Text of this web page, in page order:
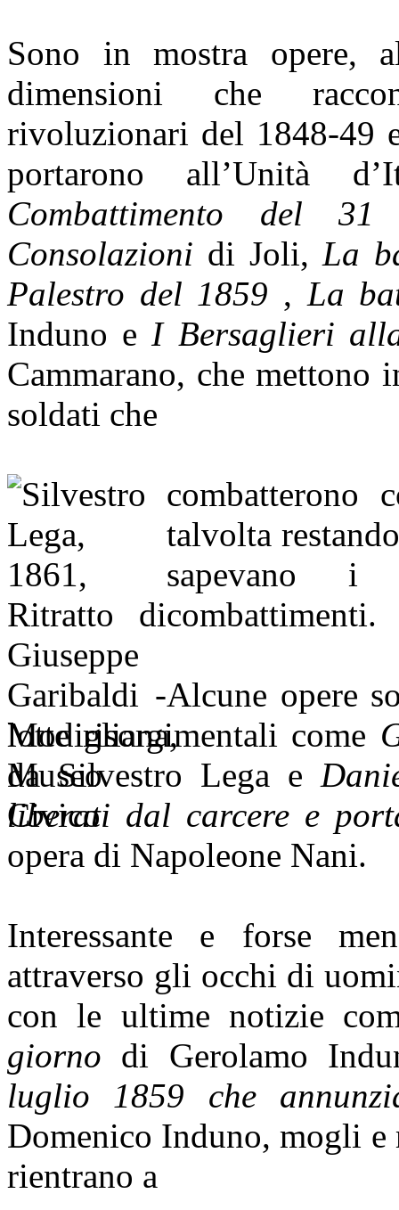
Sono in mostra opere,
dimensioni che
rivoluzionari del 1848-49
portarono all’Unità
Combattimento del
Consolazioni di Joli,La
Palestro del 1859 , La
Induno e I Bersaglieri
Cammarano, che mettono
soldati che
combatterono
talvolta
sapevano i
combattimenti.
Alcune opere
lotte risorgimentali come
da Silvestro Lega e
liberati dal carcere e
opera di Napoleone Nani.
Interessante e forse
attraverso gli occhi di
con le ultime notizie
giorno di Gerolamo
luglio 1859 che
Domenico Induno, mogli e
rientrano a